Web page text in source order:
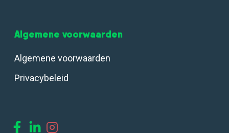
Algemene voorwaarden
Algemene voorwaarden
Privacybeleid